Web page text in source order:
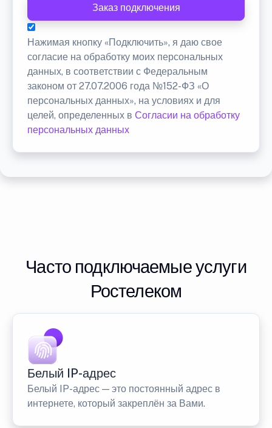
Заказ подключения
Нажимая кнопку «Подключить», я даю свое
согласие на обработку моих персональных
данных, в соответствии с Федеральным
законом от 27.07.2006 года №152-ФЗ «О
персональных данных», на условиях и для
целей, определенных в Согласии на обработку
персональных данных
Часто подключаемые услуги
Ростелеком
Белый IP-адрес
Белый IP-адрес — это постоянный адрес в
интернете, который закреплён за Вами.